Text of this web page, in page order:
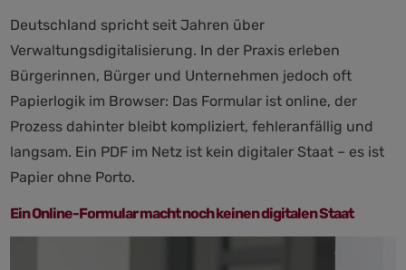
Deutschland spricht seit Jahren über
Verwaltungsdigitalisierung. In der Praxis erleben
Bürgerinnen, Bürger und Unternehmen jedoch oft
Papierlogik im Browser: Das Formular ist online, der
Prozess dahinter bleibt kompliziert, fehleranfällig und
langsam. Ein PDF im Netz ist kein digitaler Staat – es ist
Papier ohne Porto.
Ein Online-Formular macht noch keinen digitalen Staat